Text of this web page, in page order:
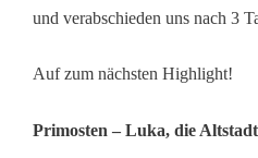
und verabschieden uns nach 3
Auf zum nächsten Highlight!
Primosten – Luka, die Altstadt